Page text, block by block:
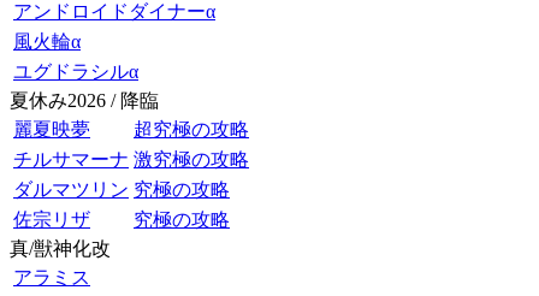
アンドロイドダイナーα
風火輪α
ユグドラシルα
夏休み2026 / 降臨
麗夏映夢
超究極の攻略
チルサマーナ 激究極の攻略
ダルマツリン 究極の攻略
佐宗リザ
究極の攻略
真/獣神化改
アラミス